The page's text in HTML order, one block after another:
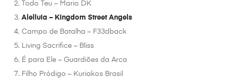
Todo Teu – Mario DK
Alelluia – Kingdom Street Angels
Campo de Batalha – F33dback
Living Sacrifice – Bliss
É para Ele – Guardiões da Arca
Filho Pródigo – Kuriakos Brasil